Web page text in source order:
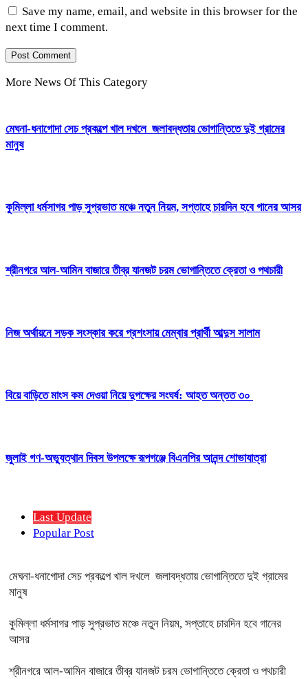
Save my name, email, and website in this browser for the
next time I comment.
More News Of This Category
মেঘনা-ধনাগোদা সেচ প্রকল্পে খাল দখলে জলাবদ্ধতায় ভোগান্তিতে দুই গ্রামের
মানুষ
কুমিল্লা ধর্মসাগর পাড় সুপ্রভাত মঞ্চে নতুন নিয়ম, সপ্তাহে চারদিন হবে গানের আসর
শ্রীনগরে আল-আমিন বাজারে তীব্র যানজট চরম ভোগান্তিতে ক্রেতা ও পথচারী
নিজ অর্থায়নে সড়ক সংস্কার করে প্রশংসায় মেম্বার প্রার্থী আব্দুস সালাম
বিয়ে বাড়িতে মাংস কম দেওয়া নিয়ে দুপক্ষের সংঘর্ষ: আহত অন্তত ৩০ ​
জুলাই গণ-অভ্যুত্থান দিবস উপলক্ষে রূপগঞ্জে বিএনপির আনন্দ শোভাযাত্রা
Last Update
Popular Post
মেঘনা-ধনাগোদা সেচ প্রকল্পে খাল দখলে জলাবদ্ধতায় ভোগান্তিতে দুই গ্রামের
মানুষ
কুমিল্লা ধর্মসাগর পাড় সুপ্রভাত মঞ্চে নতুন নিয়ম, সপ্তাহে চারদিন হবে গানের
আসর
শ্রীনগরে আল-আমিন বাজারে তীব্র যানজট চরম ভোগান্তিতে ক্রেতা ও পথচারী